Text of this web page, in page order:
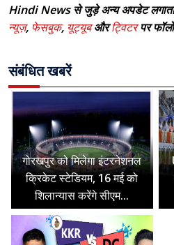
Hindi News से जुड़े अन्य अपडेट
न्यूज़, फेसबुक, यूट्यूबऔरट्विटरपर
संबंधित खबरें
गोरखपुर को मिलेगा इंटरनेशनल
क्रिकेट स्टेडियम, 16 मई को
शिलान्यास करेंगे सीएम...